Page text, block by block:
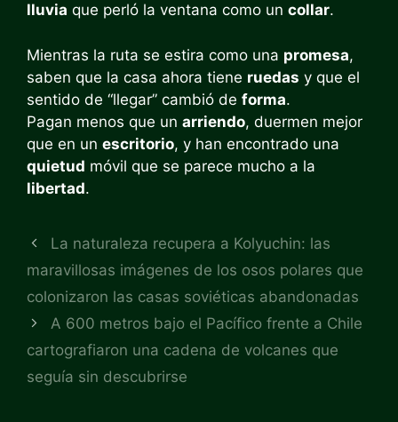
lluvia que perló la ventana como un collar.
Mientras la ruta se estira como una promesa,
saben que la casa ahora tiene ruedas y que el
sentido de “llegar” cambió de forma.
Pagan menos que un arriendo, duermen mejor
que en un escritorio, y han encontrado una
quietud móvil que se parece mucho a la
libertad.
La naturaleza recupera a Kolyuchin: las
maravillosas imágenes de los osos polares que
colonizaron las casas soviéticas abandonadas
A 600 metros bajo el Pacífico frente a Chile
cartografiaron una cadena de volcanes que
seguía sin descubrirse